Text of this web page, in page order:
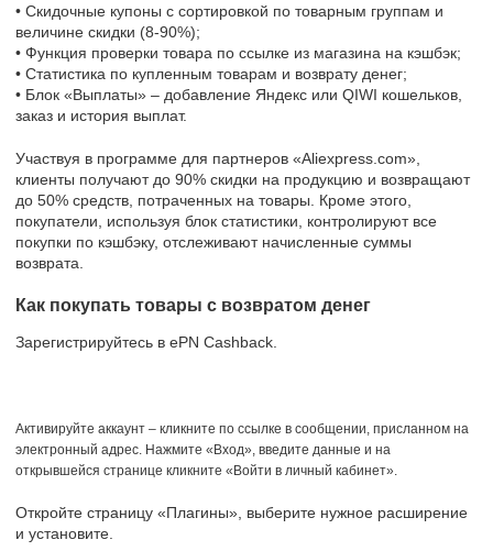
• Скидочные купоны с сортировкой по товарным группам и
величине скидки (8-90%);
• Функция проверки товара по ссылке из магазина на кэшбэк;
• Статистика по купленным товарам и возврату денег;
• Блок «Выплаты» – добавление Яндекс или QIWI кошельков,
заказ и история выплат.
Участвуя в программе для партнеров «Aliexpress.com»,
клиенты получают до 90% скидки на продукцию и возвращают
до 50% средств, потраченных на товары. Кроме этого,
покупатели, используя блок статистики, контролируют все
покупки по кэшбэку, отслеживают начисленные суммы
возврата.
Как покупать товары с возвратом денег
Зарегистрируйтесь в ePN Cashback.
Активируйте аккаунт – кликните по ссылке в сообщении, присланном на
электронный адрес. Нажмите «Вход», введите данные и на
открывшейся странице кликните «Войти в личный кабинет».
Откройте страницу «Плагины», выберите нужное расширение
и установите.